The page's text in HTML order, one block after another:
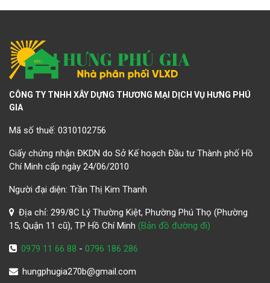
CÔNG TY TNHH XÂY DỰNG THƯƠNG MẠI DỊCH VỤ HƯNG PHÚ
GIA
Mã số thuế: 0310102756
Giấy chứng nhận ĐKDN do Sở Kế hoạch Đầu tư Thành phố Hồ
Chí Minh cấp ngày 24/06/2010
Người đại diện: Trần Thị Kim Thanh
Địa chỉ: 299/8C Lý Thường Kiệt, Phường Phú Thọ (Phường
15, Quận 11 cũ), TP Hồ Chí Minh (Bản đồ đường đi)
0979 11 66 88 - 0796 186 286
hungphugia270b@gmail.com